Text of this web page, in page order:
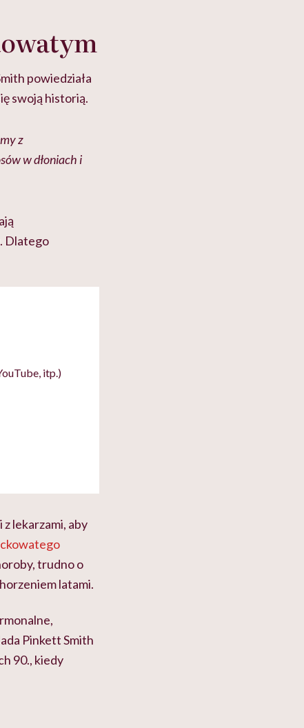
powiedziała
swoją historią.
z
w dłoniach i
Dlatego
itp.)
lekarzami, aby
trudno o
latami.
Pinkett Smith
90., kiedy